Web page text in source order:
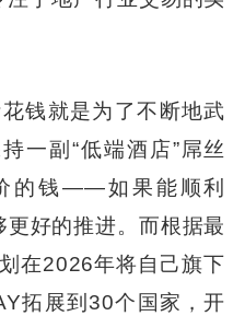
钱就是为了不断地武
一副“低端酒店”屌丝
的钱——如果能顺利
好的推进。而根据最
在2026年将自己旗下
拓展到30个国家，开